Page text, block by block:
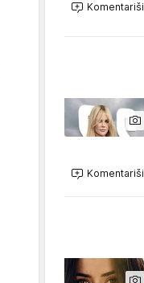
Komentariši
Komentariši